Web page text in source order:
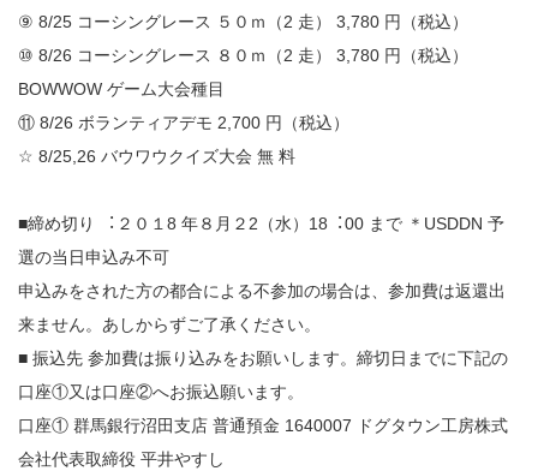
⑨ 8/25 コーシングレース ５０ｍ（2 走） 3,780 円（税込）
⑩ 8/26 コーシングレース ８０ｍ（2 走） 3,780 円（税込）
BOWWOW ゲーム大会種目
⑪ 8/26 ボランティアデモ 2,700 円（税込）
☆ 8/25,26 バウワウクイズ大会 無 料
■締め切り ︓２０１8 年８月２2（水）18︓00 まで ＊USDDN 予
選の当⽇申込み不可
申込みをされた⽅の都合による不参加の場合は、参加費は返還出
来ません。あしからずご了承ください。
■ 振込先 参加費は振り込みをお願いします。締切⽇までに下記の
⼝座①⼜は⼝座②へお振込願います。
⼝座① 群馬銀⾏沼⽥⽀店 普通預⾦ 1640007 ドグタウン工房株式
会社代表取締役 平井やすし